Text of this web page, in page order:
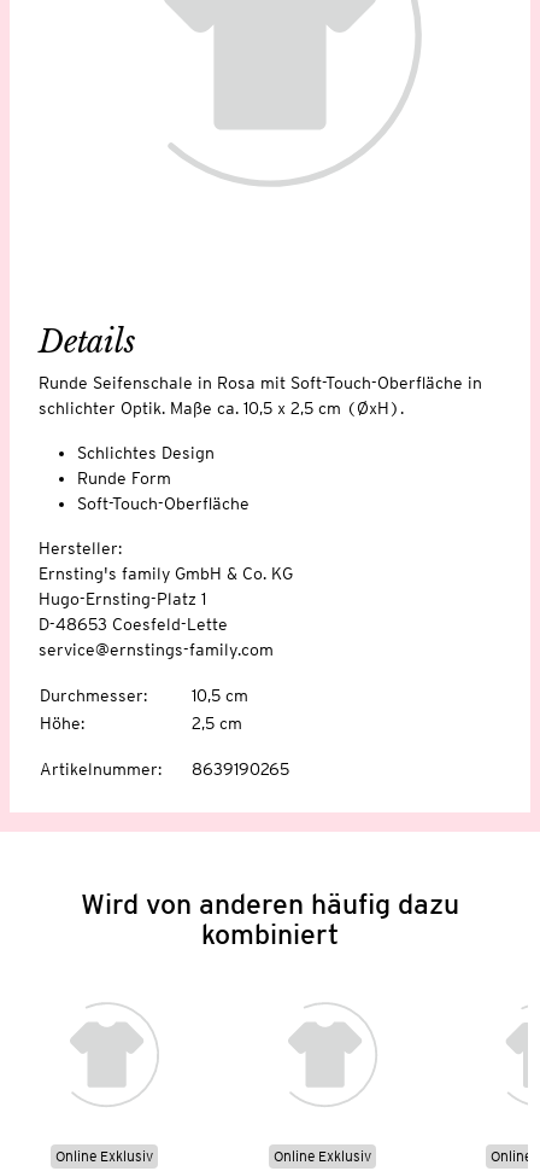
Details
Runde Seifenschale in Rosa mit Soft-Touch-Oberfläche in
schlichter Optik. Maße ca. 10,5 x 2,5 cm (ØxH).
Schlichtes Design
Runde Form
Soft-Touch-Oberfläche
Hersteller:
Ernsting's family GmbH & Co. KG
Hugo-Ernsting-Platz 1
D-48653 Coesfeld-Lette
service@ernstings-family.com
Durchmesser:
10,5 cm
Höhe: 2,5 cm
Artikelnummer: 8639190265
Wird von anderen häufig dazu
kombiniert
Online Exklusiv Online Exklusiv Online